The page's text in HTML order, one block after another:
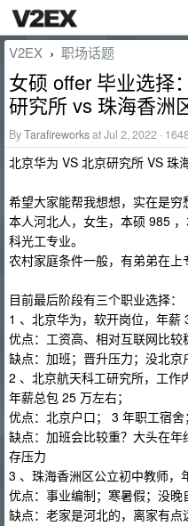
V2EX › 职场话题
女硕 offer 毕业选择
研究所 vs 珠海香洲
ByTarafireworksat Jul 2, 2022 ·
北京华为 VS 北京研究所 VS 珠
希望大家能帮我想想，实在是穷
本人河北人，女生，本硕 985
科光工专业。
农村家庭条件一般，有弟弟在上
目前最后阶段有三个职业选择：
1 、北京华为，软开岗位，年薪
优点：工资高、相对互联网比
缺点：加班；晋升压力；没北京
2 、北京航天科工研究所，工作
年薪总包 25 万左右；
优点：北京户口； 3 年职工宿
缺点：加班会比较重？大头在
存压力
3 、珠海香洲区公立初中教师，
优点：事业编制；寒暑假；没晚
缺点：老家是河北的，离家有点